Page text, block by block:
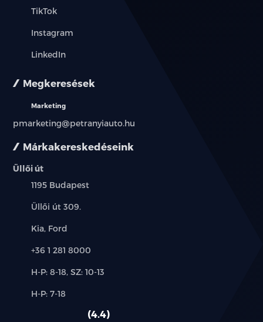
Márkakereskedéseink
Üllői út
Település:
1195 Budapest
Cím:
Üllői út 309.
Márkák:
Kia, Ford
Telefon:
+36 1 281 8000
Új-
használt
H-P: 8-18, SZ: 10-13
Alkatrész,
H-P: 7-18
4.4
TikTok
Instagram
LinkedIn
Megkeresések
Marketing
pmarketing@petranyiauto.hu